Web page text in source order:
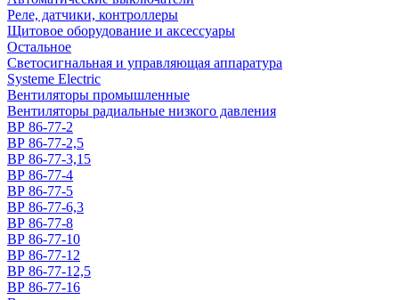
Реле, датчики, контроллеры
Щитовое оборудование и аксессуары
Остальное
Светосигнальная и управляющая аппаратура
Systeme Electric
Вентиляторы промышленные
Вентиляторы радиальные низкого давления
ВР 86-77-2
ВР 86-77-2,5
ВР 86-77-3,15
ВР 86-77-4
ВР 86-77-5
ВР 86-77-6,3
ВР 86-77-8
ВР 86-77-10
ВР 86-77-12
ВР 86-77-12,5
ВР 86-77-16